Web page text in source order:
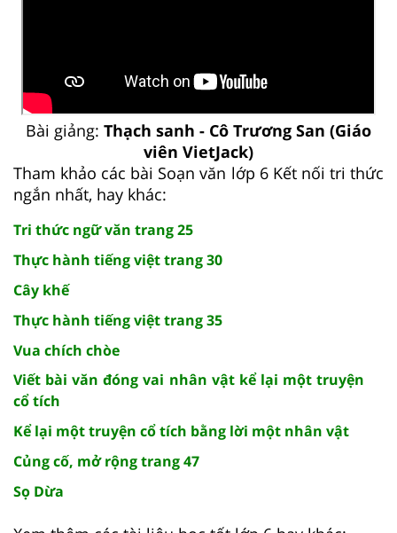
Bài giảng: Thạch sanh - Cô Trương San (Giáo
viên VietJack)
Tham khảo các bài Soạn văn lớp 6 Kết nối tri thức
ngắn nhất, hay khác:
Tri thức ngữ văn trang 25
Thực hành tiếng việt trang 30
Cây khế
Thực hành tiếng việt trang 35
Vua chích chòe
Viết bài văn đóng vai nhân vật kể lại một truyện
cổ tích
Kể lại một truyện cổ tích bằng lời một nhân vật
Củng cố, mở rộng trang 47
Sọ Dừa